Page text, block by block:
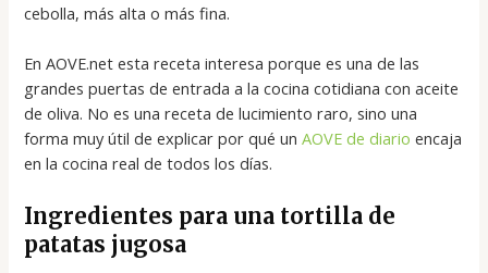
cebolla, más alta o más fina.
En AOVE.net esta receta interesa porque es una de las
grandes puertas de entrada a la cocina cotidiana con aceite
de oliva. No es una receta de lucimiento raro, sino una
forma muy útil de explicar por qué unAOVE de diario encaja
en la cocina real de todos los días.
Ingredientes para una tortilla de
patatas jugosa